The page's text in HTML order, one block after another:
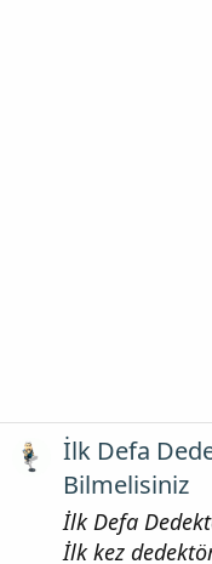
İlk Defa
Bilmelisiniz
İlk Defa
İlk kez